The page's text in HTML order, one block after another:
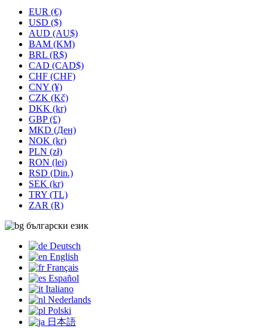
EUR (€)
USD ($)
AUD (AU$)
BAM (KM)
BRL (R$)
CAD (CAD$)
CHF (CHF)
CNY (¥)
CZK (Kč)
DKK (kr)
GBP (£)
MKD (Ден)
NOK (kr)
PLN (zł)
RON (lei)
RSD (Din.)
SEK (kr)
TRY (TL)
ZAR (R)
български език
Deutsch
English
Français
Español
Italiano
Nederlands
Polski
日本語